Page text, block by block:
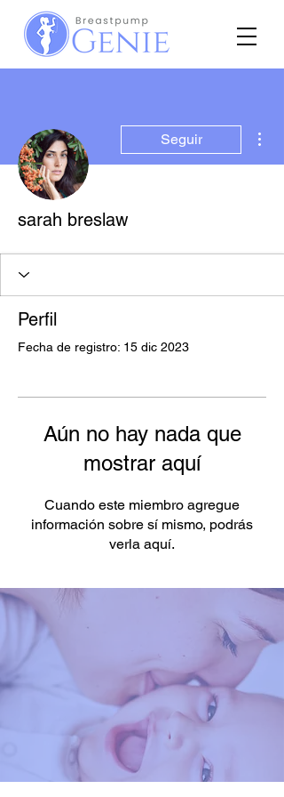
Seguir
sarah breslaw
Perfil
Fecha de registro: 15 dic 2023
Aún no hay nada que
mostrar aquí
Cuando este miembro agregue
información sobre sí mismo, podrás
verla aquí.